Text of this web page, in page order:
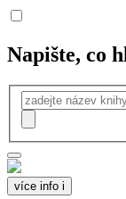
Napište, co
více info i